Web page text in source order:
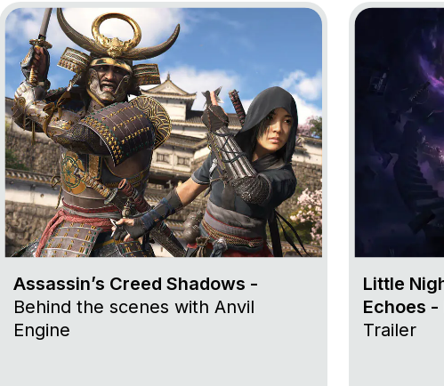
Go to project Assassin’s Creed Shadows
Assassin’s Creed Shadows -
Behind the scenes with Anvil
Engine
Go to project
Little
Echoes -
Trailer